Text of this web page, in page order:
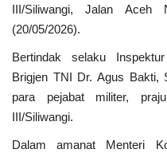
PGRI
Pemerintah Privinsi
Kota
Nasional
III/Siliwangi, Jalan
(20/05/2026).
Bertindak selaku
Brigjen TNI Dr. Agus Bakti,
para pejabat militer,
III/Siliwangi.
Dalam amanat Menteri